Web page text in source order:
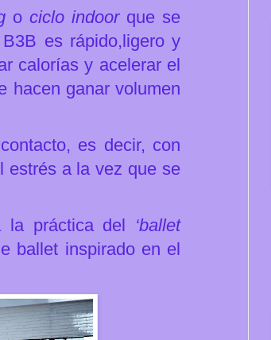
o ciclo indoorque se
es rápido,ligero y
calorías y acelerar el
hacen ganar volumen
es decir, con
estrés a la vez que se
la práctica del ‘ballet
ballet inspirado en el